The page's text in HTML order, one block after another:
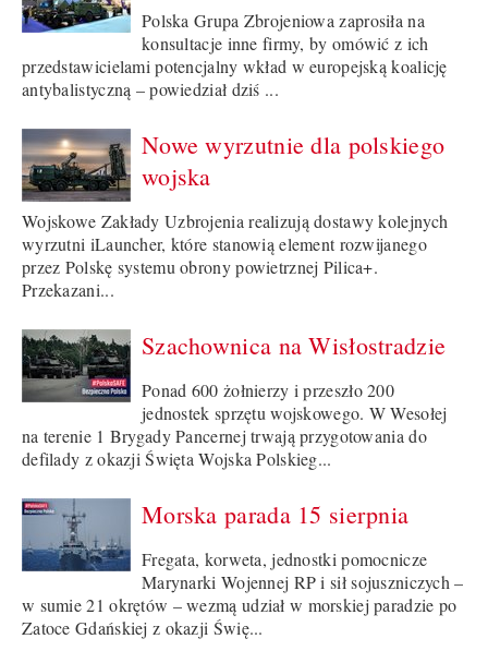
Polska Grupa Zbrojeniowa zaprosiła na
konsultacje inne firmy, by omówić z ich
przedstawicielami potencjalny wkład w europejską koalicję
antybalistyczną – powiedział dziś ...
Nowe wyrzutnie dla polskiego
wojska
Wojskowe Zakłady Uzbrojenia realizują dostawy kolejnych
wyrzutni iLauncher, które stanowią element rozwijanego
przez Polskę systemu obrony powietrznej Pilica+.
Przekazani...
Szachownica na Wisłostradzie
Ponad 600 żołnierzy i przeszło 200
jednostek sprzętu wojskowego. W Wesołej
na terenie 1 Brygady Pancernej trwają przygotowania do
defilady z okazji Święta Wojska Polskieg...
Morska parada 15 sierpnia
Fregata, korweta, jednostki pomocnicze
Marynarki Wojennej RP i sił sojuszniczych –
w sumie 21 okrętów – wezmą udział w morskiej paradzie po
Zatoce Gdańskiej z okazji Świę...